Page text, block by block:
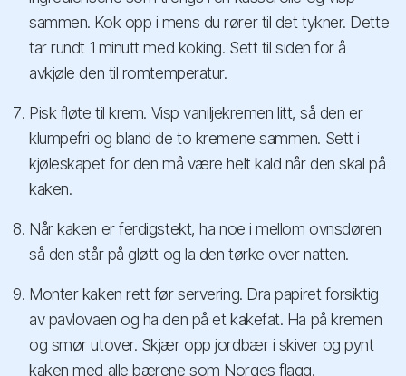
sammen. Kok opp i mens du rører til det tykner. Dette
tar rundt 1 minutt med koking. Sett til siden for å
avkjøle den til romtemperatur.
Pisk fløte til krem. Visp vaniljekremen litt, så den er
klumpefri og bland de to kremene sammen. Sett i
kjøleskapet for den må være helt kald når den skal på
kaken.
Når kaken er ferdigstekt, ha noe i mellom ovnsdøren
så den står på gløtt og la den tørke over natten.
Monter kaken rett før servering. Dra papiret forsiktig
av pavlovaen og ha den på et kakefat. Ha på kremen
og smør utover. Skjær opp jordbær i skiver og pynt
kaken med alle bærene som Norges flagg.